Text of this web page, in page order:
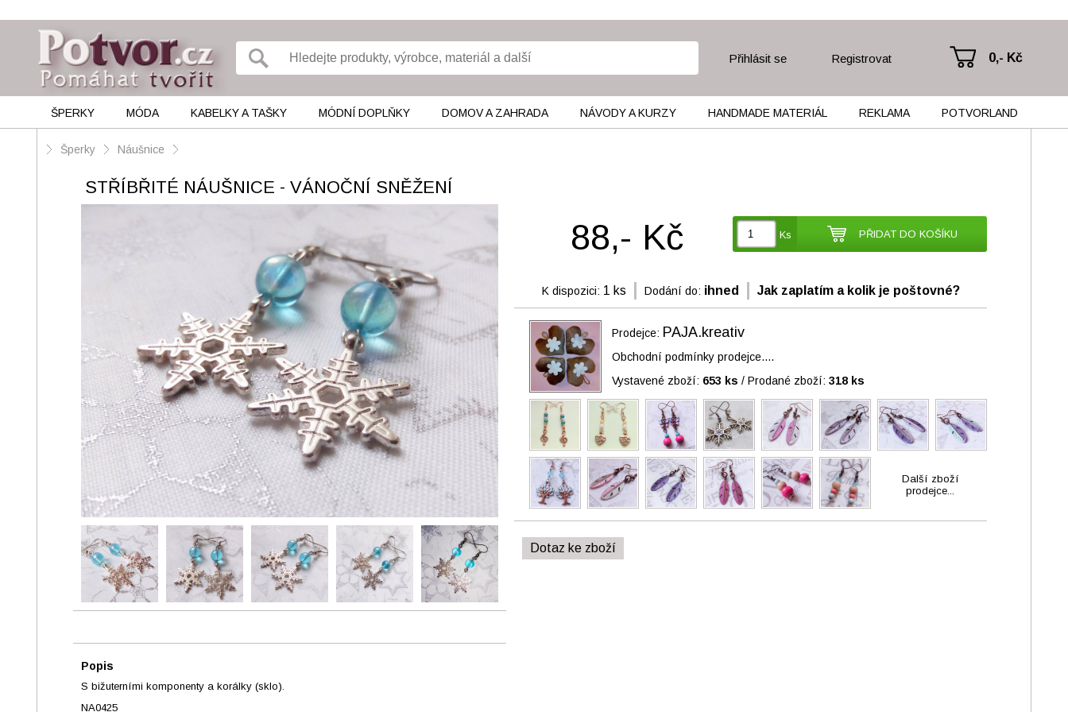
Přihlásit se Registrovat 0,- Kč
ŠPERKY MÓDA KABELKY A TAŠKY MÓDNÍ DOPLŇKY DOMOV A ZAHRADA NÁVODY A KURZY HANDMADE MATERIÁL REKLAMA POTVORLAND
Šperky Náušnice
STŘÍBŘITÉ NÁUŠNICE - VÁNOČNÍ SNĚŽENÍ
88,- Kč Ks PŘIDAT DO KOŠÍKU
K dispozici: 1 ks Dodání do: ihned Jak zaplatím a kolik je poštovné?
Prodejce: PAJA.kreativ
Obchodní podmínky prodejce....
Vystavené zboží: 653 ks / Prodané zboží: 318 ks
Další zboží
prodejce...
Dotaz ke zboží
Popis
S bižuterními komponenty a korálky (sklo).
NA0425